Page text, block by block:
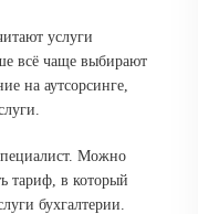
услуги
всё чаще выбирают
на аутсорсинге,
Можно
тариф, в который
бухгалтерии.